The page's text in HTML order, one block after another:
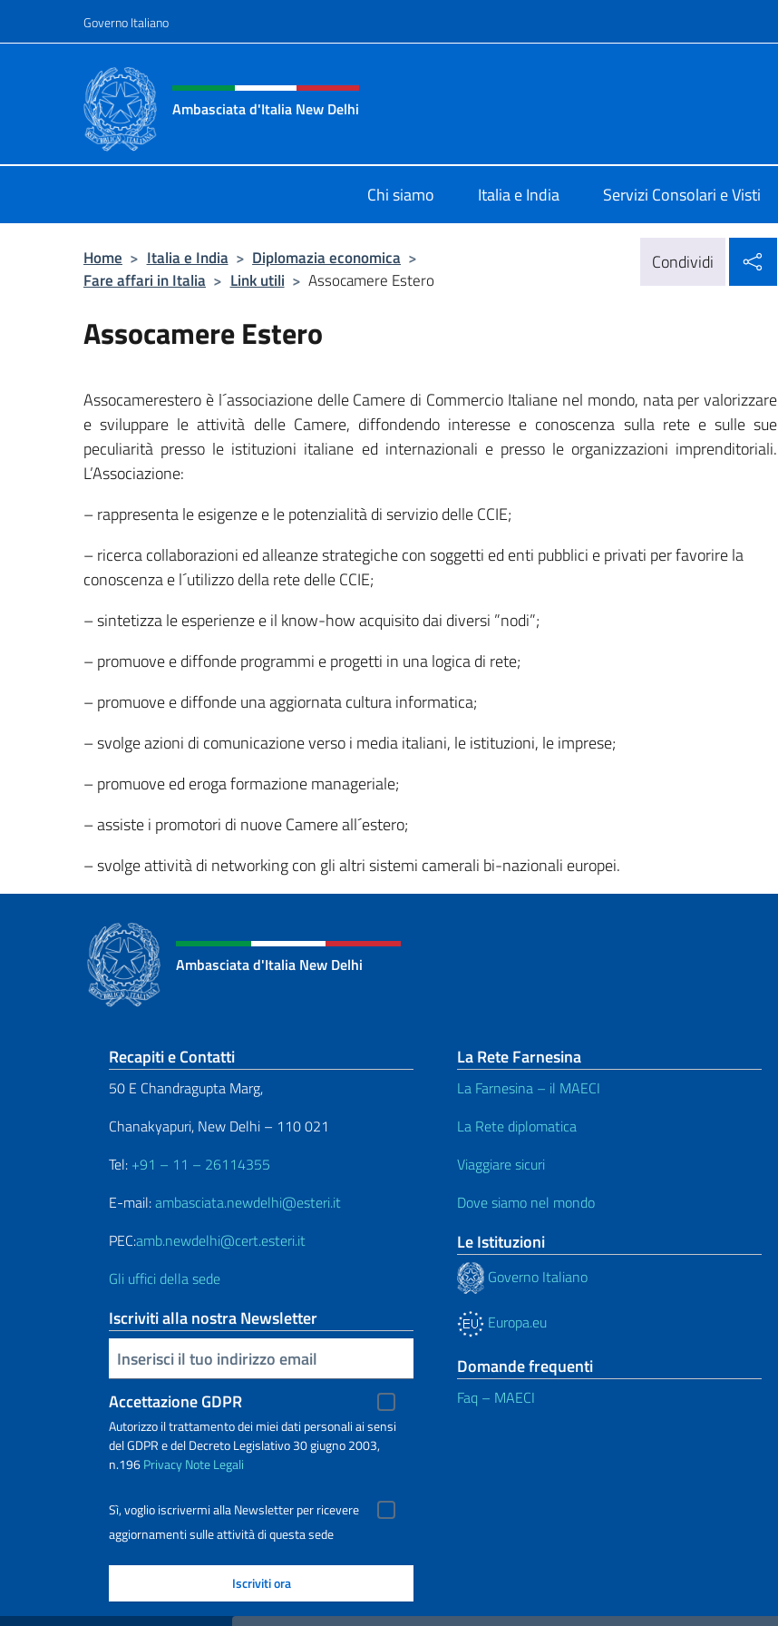
Governo Italiano
Intestazione sito, social e menù
Ambasciata d'Italia New Delhi
Chi siamo Italia e India Servizi Consolari e Visti
Home > Italia e India > Diplomazia economica >
Fare affari in Italia > Link utili > Assocamere Estero
Condividi
Assocamere Estero
Assocamerestero è l´associazione delle Camere di Commercio Italiane nel mondo, nata per valorizzare
e sviluppare le attività delle Camere, diffondendo interesse e conoscenza sulla rete e sulle sue
peculiarità presso le istituzioni italiane ed internazionali e presso le organizzazioni imprenditoriali.
L’Associazione:
– rappresenta le esigenze e le potenzialità di servizio delle CCIE;
– ricerca collaborazioni ed alleanze strategiche con soggetti ed enti pubblici e privati per favorire la
conoscenza e l´utilizzo della rete delle CCIE;
– sintetizza le esperienze e il know-how acquisito dai diversi ”nodi”;
– promuove e diffonde programmi e progetti in una logica di rete;
– promuove e diffonde una aggiornata cultura informatica;
– svolge azioni di comunicazione verso i media italiani, le istituzioni, le imprese;
– promuove ed eroga formazione manageriale;
– assiste i promotori di nuove Camere all´estero;
– svolge attività di networking con gli altri sistemi camerali bi-nazionali europei.
Ambasciata d'Italia New Delhi
Sezione footer
Recapiti e Contatti
50 E Chandragupta Marg,
Chanakyapuri, New Delhi – 110 021
Tel: +91 – 11 – 26114355
E-mail:ambasciata.newdelhi@esteri.it
PEC:amb.newdelhi@cert.esteri.it
Gli uffici della sede
Iscriviti alla nostra Newsletter
Inserisci la tua email
Accettazione GDPR
Autorizzo il trattamento dei miei dati personali ai sensi
del GDPR e del Decreto Legislativo 30 giugno 2003,
n.196PrivacyNote Legali
Sì, voglio iscrivermi alla Newsletter per ricevere
aggiornamenti sulle attività di questa sede
La Rete Farnesina
La Farnesina – il MAECI
La Rete diplomatica
Viaggiare sicuri
Dove siamo nel mondo
Le Istituzioni
Governo Italiano
Europa.eu
Domande frequenti
Faq – MAECI